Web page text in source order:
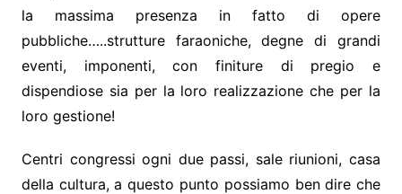
la massima presenza in fatto di opere
pubbliche…..strutture faraoniche, degne di grandi
eventi, imponenti, con finiture di pregio e
dispendiose sia per la loro realizzazione che per la
loro gestione!
Centri congressi ogni due passi, sale riunioni, casa
della cultura, a questo punto possiamo ben dire che